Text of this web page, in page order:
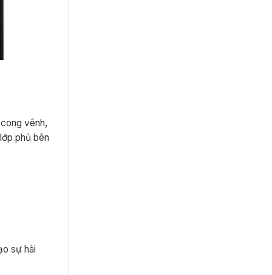
vênh,
phủ bên
sự hài